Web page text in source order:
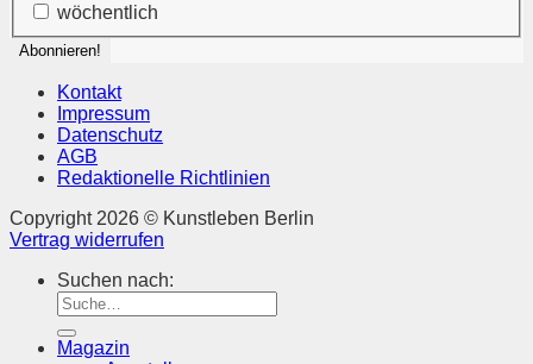
wöchentlich
Kontakt
Impressum
Datenschutz
AGB
Redaktionelle Richtlinien
Copyright 2026 © Kunstleben Berlin
Vertrag widerrufen
Suchen nach:
Magazin